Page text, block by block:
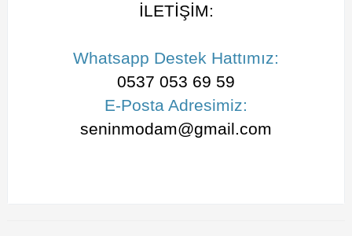
İLETİŞİM:
Whatsapp Destek Hattımız:
0537 053 69 59
E-Posta Adresimiz:
seninmodam@gmail.com